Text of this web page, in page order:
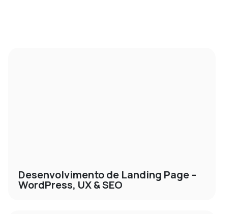
Desenvolvimento de Landing Page –
WordPress, UX & SEO